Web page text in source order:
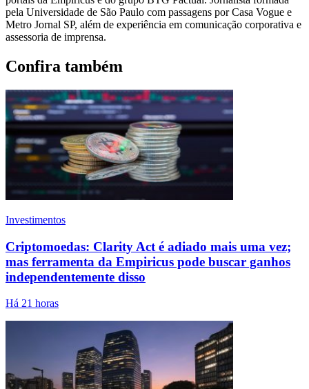
pela Universidade de São Paulo com passagens por Casa Vogue e
Metro Jornal SP, além de experiência em comunicação corporativa e
assessoria de imprensa.
Confira também
Investimentos
Criptomoedas: Clarity Act é adiado mais uma vez;
mas ferramenta da Empiricus pode buscar ganhos
independentemente disso
Há 21 horas